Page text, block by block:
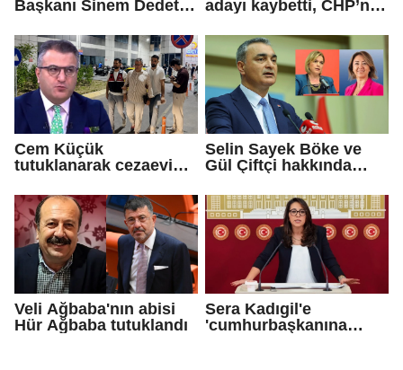
Başkanı Sinem Dedetaş
adayı kaybetti, CHP’nin
Çetinkaya Başkan
Vekili seçildi
Cem Küçük
tutuklanarak cezaevine
Selin Sayek Böke ve
Gül Çiftçi hakkında
başlatılacak
Veli Ağbaba'nın abisi
Hür Ağbaba tutuklandı
Sera Kadıgil'e
'cumhurbaşkanına